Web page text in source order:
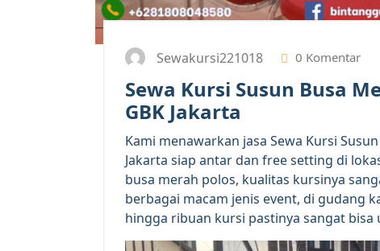
Sewakursi221018 0 Komentar
Sewa Kursi Susun Busa
GBK Jakarta
Kami menawarkan jasa Sewa Kursi
Jakarta siap antar dan free setting di
busa merah polos, kualitas kursinya
berbagai macam jenis event, di gudang
hingga ribuan kursi pastinya sangat bisa